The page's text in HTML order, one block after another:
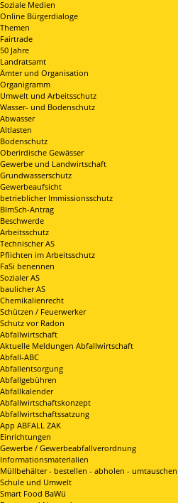
Soziale Medien
Online Bürgerdialoge
Themen
Fairtrade
50 Jahre
Landratsamt
Ämter und Organisation
Organigramm
Umwelt und Arbeitsschutz
Wasser- und Bodenschutz
Abwasser
Altlasten
Bodenschutz
Oberirdische Gewässer
Gewerbe und Landwirtschaft
Grundwasserschutz
Gewerbeaufsicht
betrieblicher Immissionsschutz
BImSch-Antrag
Beschwerde
Arbeitsschutz
Technischer AS
Pflichten im Arbeitsschutz
FaSi benennen
Sozialer AS
baulicher AS
Chemikalienrecht
Schützen / Feuerwerker
Schutz vor Radon
Abfallwirtschaft
Aktuelle Meldungen Abfallwirtschaft
Abfall-ABC
Abfallentsorgung
Abfallgebühren
Abfallkalender
Abfallwirtschaftskonzept
Abfallwirtschaftssatzung
App ABFALL ZAK
Einrichtungen
Gewerbe / Gewerbeabfallverordnung
Informationsmaterialien
Müllbehälter - bestellen - abholen - umtauschen
Schule und Umwelt
Smart Food BaWü